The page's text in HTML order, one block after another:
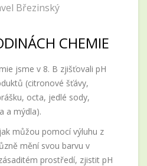
Březinský
CHEMIE
jsme v 8. B zjišťovali pH
(citronové šťávy,
octa, jedlé sody,
a mýdla).
můžou pomocí výluhu z
mění svou barvu v
prostředí, zjistit pH